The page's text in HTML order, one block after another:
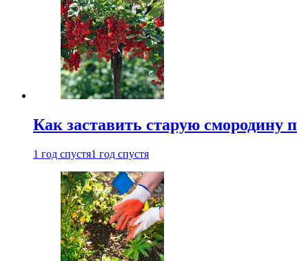
Как заставить старую смородину
1 год спустя1 год спустя